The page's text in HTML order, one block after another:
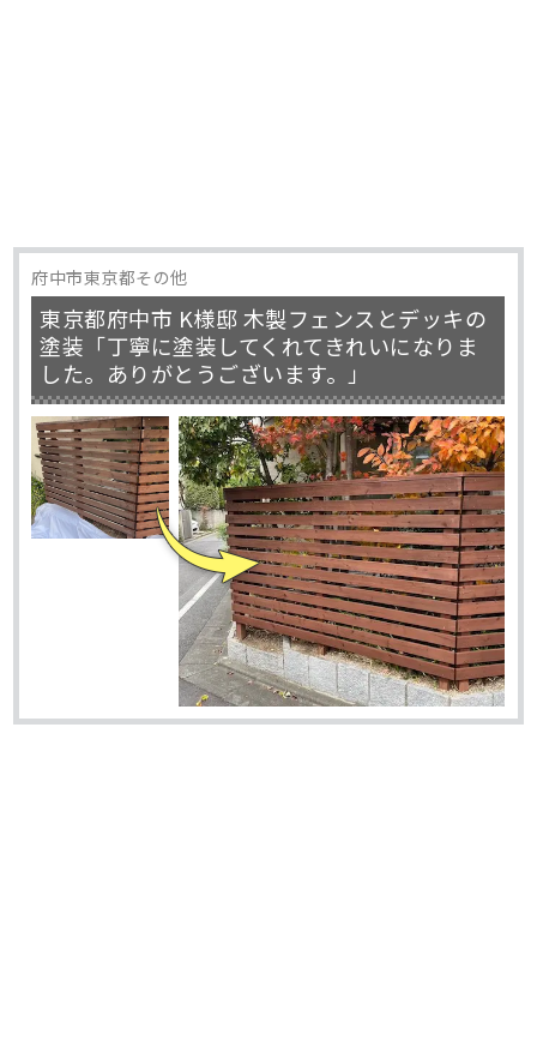
府中市東京都その他
東京都府中市 K様邸 木製フェンスとデッキの
塗装「丁寧に塗装してくれてきれいになりま
した。ありがとうございます。」